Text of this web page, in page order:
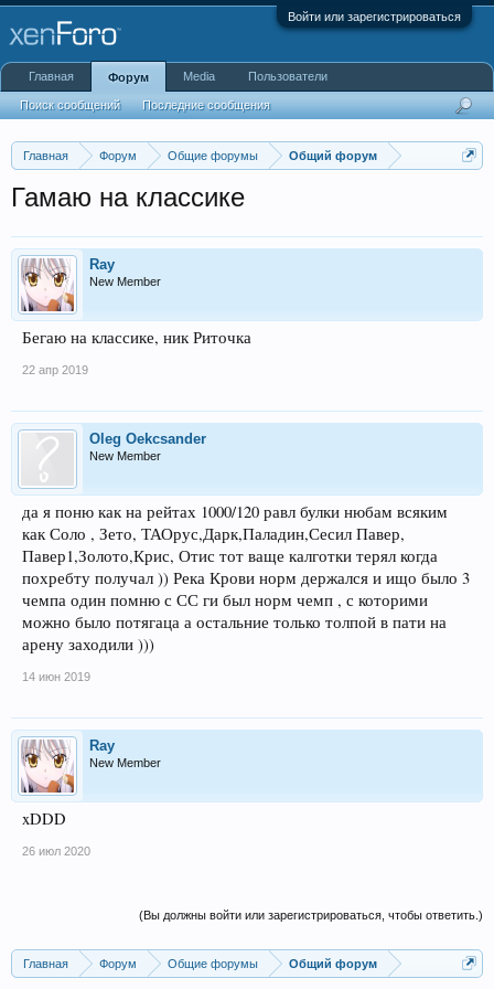
Войти или зарегистрироваться
Главная Форум Общие форумы Общий форум
Гамаю на классике
Ray
New Member
Бегаю на классике, ник Риточка
22 апр 2019
Oleg Oekcsander
New Member
да я поню как на рейтах 1000/120 равл булки нюбам всяким
как Соло , Зето, ТАОрус,Дарк,Паладин,Сесил Павер,
Павер1,Золото,Крис, Отис тот ваще калготки терял когда
похребту получал )) Река Крови норм держался и ищо было 3
чемпа один помню с СС ги был норм чемп , с которими
можно было потягаца а остальние только толпой в пати на
арену заходили )))
14 июн 2019
Ray
New Member
xDDD
26 июл 2020
(Вы должны войти или зарегистрироваться, чтобы ответить.)
Главная Форум Общие форумы Общий форум
Главная Форум
Поиск сообщений Последние сообщения
Media Пользователи